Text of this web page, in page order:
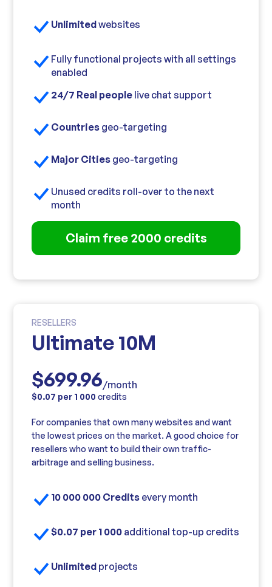
Unlimitedwebsites
Fully functional projects with all settings
enabled
24/7 Real people live chat support
Countries geo-targeting
Major Cities geo-targeting
Unused credits roll-over to the next
month
Claim free 2000 credits
RESELLERS
Ultimate 10M
$699.96/month
$0.07 per 1 000 credits
For companies that own many websites and want
the lowest prices on the market. A good choice for
resellers who want to build their own traffic-
arbitrage and selling business.
10 000 000 Credits every month
$0.07 per 1 000 additional top-up credits
Unlimited projects